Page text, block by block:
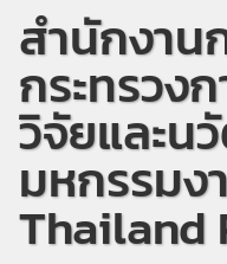
สำนักงาน
กระทรวง
วิจัยและน
มหกรรมง
Thailand